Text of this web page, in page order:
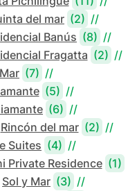
del mar (2) //
Banús (8) //
Fragatta (2) //
(7) //
(5) //
(6) //
Rincón del mar (2) //
Suites (4) //
Private Residence (1)
Sol y Mar (3) //